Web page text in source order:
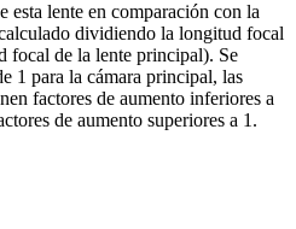
esta lente en comparación con la
dividiendo la longitud focal
focal de la lente principal). Se
1 para la cámara principal, las
factores de aumento inferiores a
de aumento superiores a 1.